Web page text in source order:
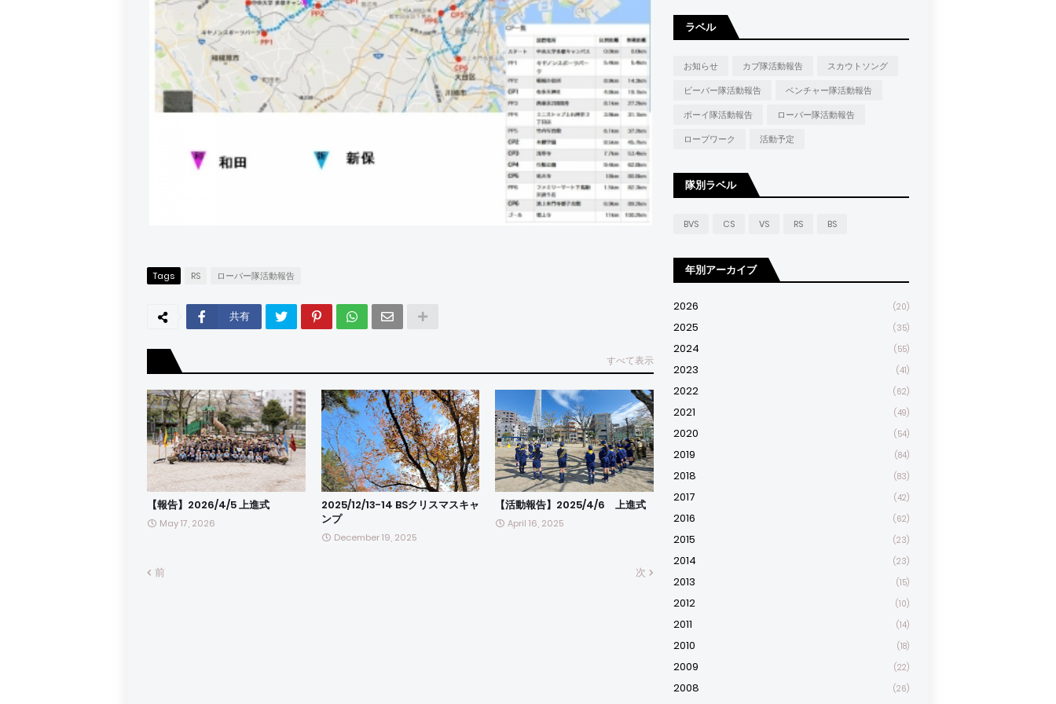
Tags RS ローバー隊活動報告
共有
すべて表示
【報告】2026/4/5 上進式
May 17, 2026
2025/12/13-14 BSクリスマスキャ
ンプ
December 19, 2025
【活動報告】2025/4/6 上進式
April 16, 2025
前 次
ラベル
お知らせ カブ隊活動報告
スカウトソング
ビーバー隊活動報告
ベンチャー隊活動報告
ボーイ隊活動報告
ローバー隊活動報告
ロープワーク
活動予定
隊別ラベル
BVS CS VS RS BS
年別アーカイブ
2026 (20)
2025 (35)
2024 (55)
2023 (41)
2022 (62)
2021 (49)
2020 (54)
2019 (84)
2018 (83)
2017 (42)
2016 (62)
2015 (23)
2014 (23)
2013 (15)
2012 (10)
2011 (14)
2010 (18)
2009 (22)
2008 (26)